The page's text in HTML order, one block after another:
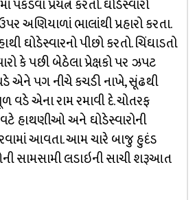
પ્રયત્ન કરતો. ઘોડેસ્વારો
અણિયાળાં ભાલાંથી પ્રહારો કરતા.
ઘોડેસ્વારનો પીછો કરતો. ચિંઘાડતો
કે પછી બેઠેલા પ્રેક્ષકો પર ઝપટ
એને પગ નીચે કચડી નાખે, સૂંઢથી
વડે એના રામ રમાવી દે. ચોતરફ
હાથણીઓ અને ઘોડેસ્વારોની
આવતા. આમ ચારે બાજુ હુદંડ
સામસામી લડાઇની સાચી શરૂઆત